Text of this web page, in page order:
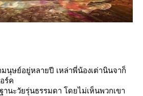
นุษย์อยู่หลายปี เหล่าพี่น้องเต่านินจาก็
ร์ค
นะวัยรุ่นธรรมดา โดยไม่เห็นพวกเขา